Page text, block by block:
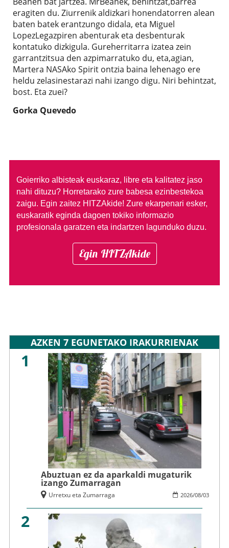
eragiten du. Ziurrenik aldizkari honendatorren alean
baten batek erantzungo didala, eta Miguel
LopezLegazpiren abenturak eta desbenturak
kontatuko dizkigula. Gureherritarra izatea zein
garrantzitsua den azpimarratuko du, eta,agian,
Martera NASAko Spirit ontzia baina lehenago ere
heldu zelasinestarazi nahi izango digu. Niri behintzat,
bost. Eta zuei?
Gorka Quevedo
Goierriko albisteak euskaraz, libre eta kalitatez jaso
nahi dituzu? Horretarako zure babesa ezinbestekoa
zaigu. Egin zaitez HITZAkide! Zure ekarpenari esker,
euskaratik eginda dagoen tokiko informazio
profesionala garatzen eta indartzen lagunduko duzu.
Egin HITZAkide
AZKEN 7 EGUNETAKO IRAKURRIENAK
1
Abuztuan ez da aparkaldi mugaturik
izango Zumarragan
2026/08/03
Urretxu eta Zumarraga
2